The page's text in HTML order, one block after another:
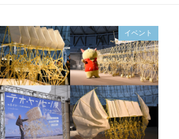
イベント